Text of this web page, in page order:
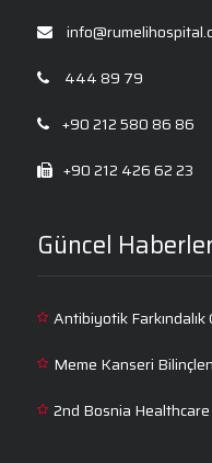
444 89 79
+90 212 580 86 86
+90 212 426 62 23
Güncel
Antibiyotik Farkındalık
Meme Kanseri
2nd Bosnia